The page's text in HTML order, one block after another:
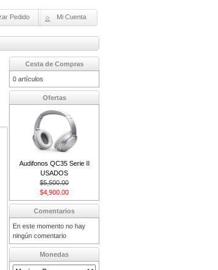
Pedido Mi Cuenta
Cesta de Compras
0 artículos
Ofertas
Audifonos QC35 Serie II
USADOS
$5,500.00
$4,900.00
Comentarios
En este momento no hay
ningún comentario
Monedas